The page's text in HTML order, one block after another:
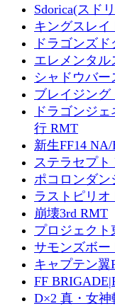
Sdorica(スド
キングスレイ
ドラゴンズ
エレメンタル
シャドウバー
ブレイジン
ドラゴンジ
行 RMT
新生FF14
ステラセプト
ポコロンダン
ラストピリオ
崩壊3rd RMT
プロジェク
サモンズボー
キャプテン翼
FF
D×2 真・女